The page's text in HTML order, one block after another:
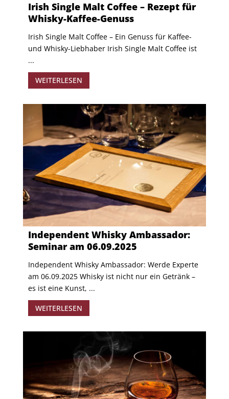
Irish Single Malt Coffee – Rezept für
Whisky-Kaffee-Genuss
Irish Single Malt Coffee – Ein Genuss für Kaffee-
und Whisky-Liebhaber Irish Single Malt Coffee ist
...
WEITERLESEN
Independent Whisky Ambassador:
Seminar am 06.09.2025
Independent Whisky Ambassador: Werde Experte
am 06.09.2025 Whisky ist nicht nur ein Getränk –
es ist eine Kunst, ...
WEITERLESEN